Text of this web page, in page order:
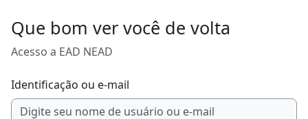
Que bom ver você de volta
Acesso a EAD NEAD
Identificação ou e-mail